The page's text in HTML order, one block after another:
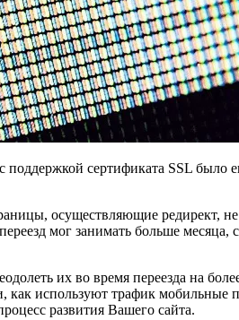
поддержкой сертификата SSL
осуществляющие редирект,
мог занимать больше
их во время переезда на
как используют трафик мобильные
развития Вашего сайта.